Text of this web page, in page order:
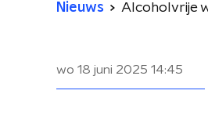
Nieuws Alcoholvrije
wo 18 juni 2025 14:45